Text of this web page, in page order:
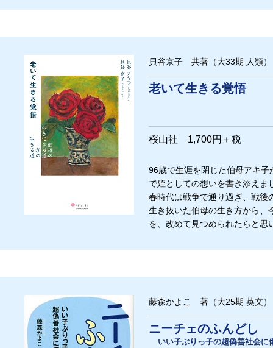
貝谷京子 共著（大33期 人類）
老いて生きる覚悟
桜山社 1,700円＋税
96歳で生涯を閉じた伯母アキ
で姪としての想いを書き添えま
春時代は戦争で通り過ぎ、戦後
生き抜いた伯母の生き方から、
を、改めて見つめられたらと思
藤森かよこ 著（大25期 英文）
ニーチェのふんどし
いい子ぶりっ子の超偽善社会に